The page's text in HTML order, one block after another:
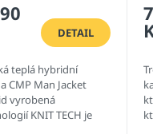
DETAIL
teplá hybridní
CMP Man Jacket
vyrobená
KNIT TECH je